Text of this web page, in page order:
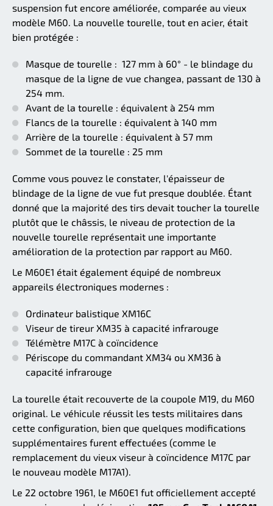
suspension fut encore améliorée, comparée au vieux
modèle M60. La nouvelle tourelle, tout en acier, était
bien protégée :
Masque de tourelle : 127 mm à 60° - le blindage du
masque de la ligne de vue changea, passant de 130 à
254 mm.
Avant de la tourelle : équivalent à 254 mm
Flancs de la tourelle : équivalent à 140 mm
Arrière de la tourelle : équivalent à 57 mm
Sommet de la tourelle : 25 mm
Comme vous pouvez le constater, l'épaisseur de
blindage de la ligne de vue fut presque doublée. Étant
donné que la majorité des tirs devait toucher la tourelle
plutôt que le châssis, le niveau de protection de la
nouvelle tourelle représentait une importante
amélioration de la protection par rapport au M60.
Le M60E1 était également équipé de nombreux
appareils électroniques modernes :
Ordinateur balistique XM16C
Viseur de tireur XM35 à capacité infrarouge
Télémètre M17C à coïncidence
Périscope du commandant XM34 ou XM36 à
capacité infrarouge
La tourelle était recouverte de la coupole M19, du M60
original. Le véhicule réussit les tests militaires dans
cette configuration, bien que quelques modifications
supplémentaires furent effectuées (comme le
remplacement du vieux viseur à coïncidence M17C par
le nouveau modèle M17A1).
Le 22 octobre 1961, le M60E1 fut officiellement accepté